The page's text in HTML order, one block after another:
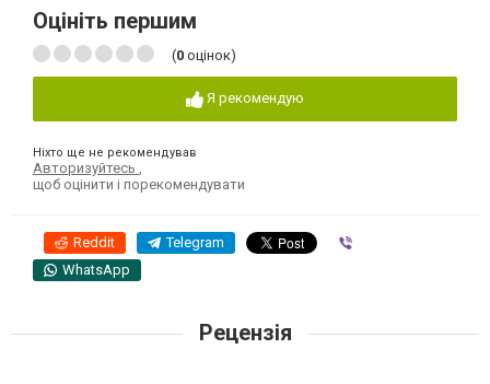
Оцініть першим
(0 оцінок)
Я рекомендую
Ніхто ще не рекомендував
Авторизуйтесь
щоб оцінити і порекомендувати
Reddit Telegram
WhatsApp
Рецензія